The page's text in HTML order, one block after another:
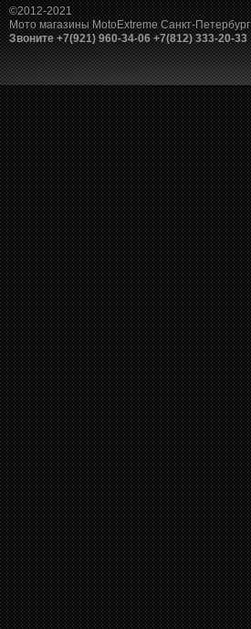
©2012-2021
Мото магазины MotoExtreme Санкт-Петербург
Звоните +7(921) 960-34-06 +7(812) 333-20-33